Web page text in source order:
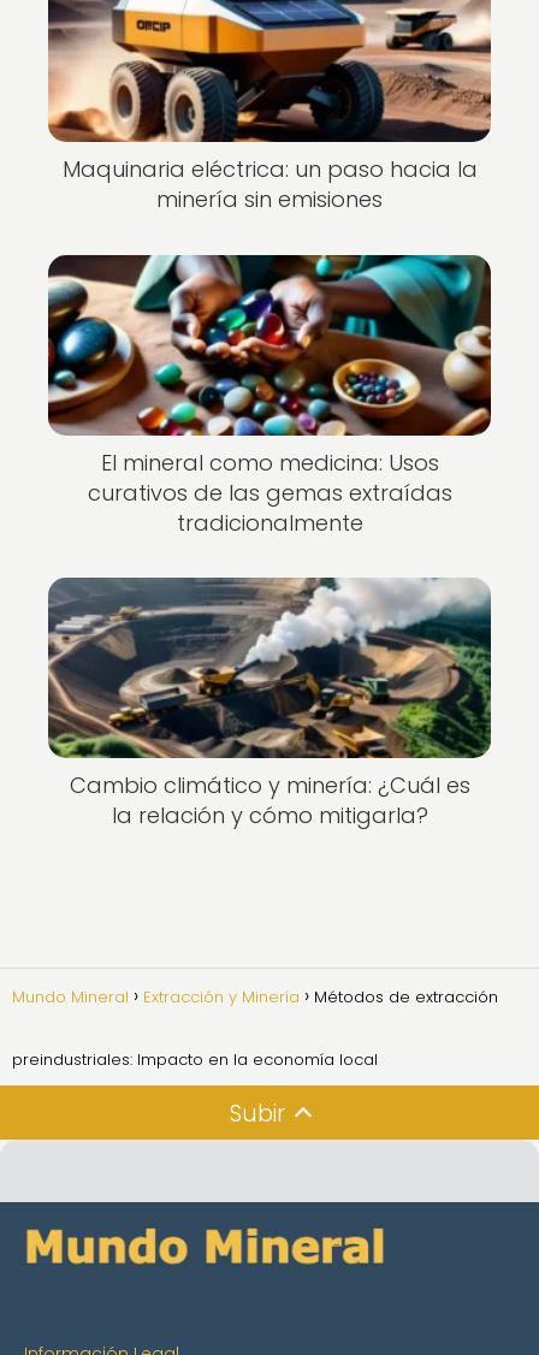
Maquinaria eléctrica: un paso hacia la
minería sin emisiones
El mineral como medicina: Usos
curativos de las gemas extraídas
tradicionalmente
Cambio climático y minería: ¿Cuál es
la relación y cómo mitigarla?
Mundo Mineral Extracción y Minería Métodos de extracción
preindustriales: Impacto en la economía local
Subir